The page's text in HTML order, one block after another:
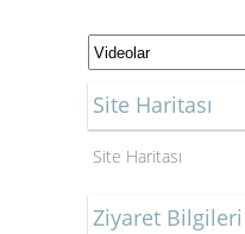
Site Haritası
Site Haritası
Ziyaret Bilgileri